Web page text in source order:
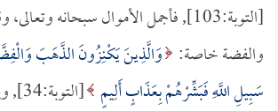
[التوبة:103], فأجمل الأموال سبحانه
والفضة خاصة: وَالَّذِينَ يَكْنِزُونَ الذَّهَبَ
سَبِيلِ اللَّهِ فَبَشِّرْهُمْ بِعَذَابٍ أَلِيمٍ